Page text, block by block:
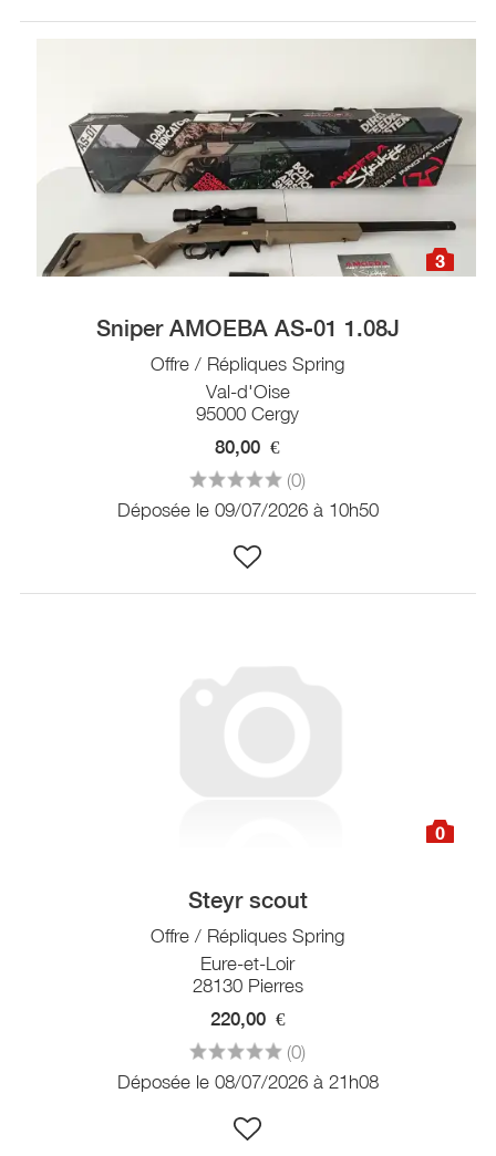
3
Sniper AMOEBA AS-01 1.08J
Offre / Répliques Spring
Val-d'Oise
95000 Cergy
80,00 €
(0)
Déposée le 09/07/2026 à 10h50
0
Steyr scout
Offre / Répliques Spring
Eure-et-Loir
28130 Pierres
220,00 €
(0)
Déposée le 08/07/2026 à 21h08